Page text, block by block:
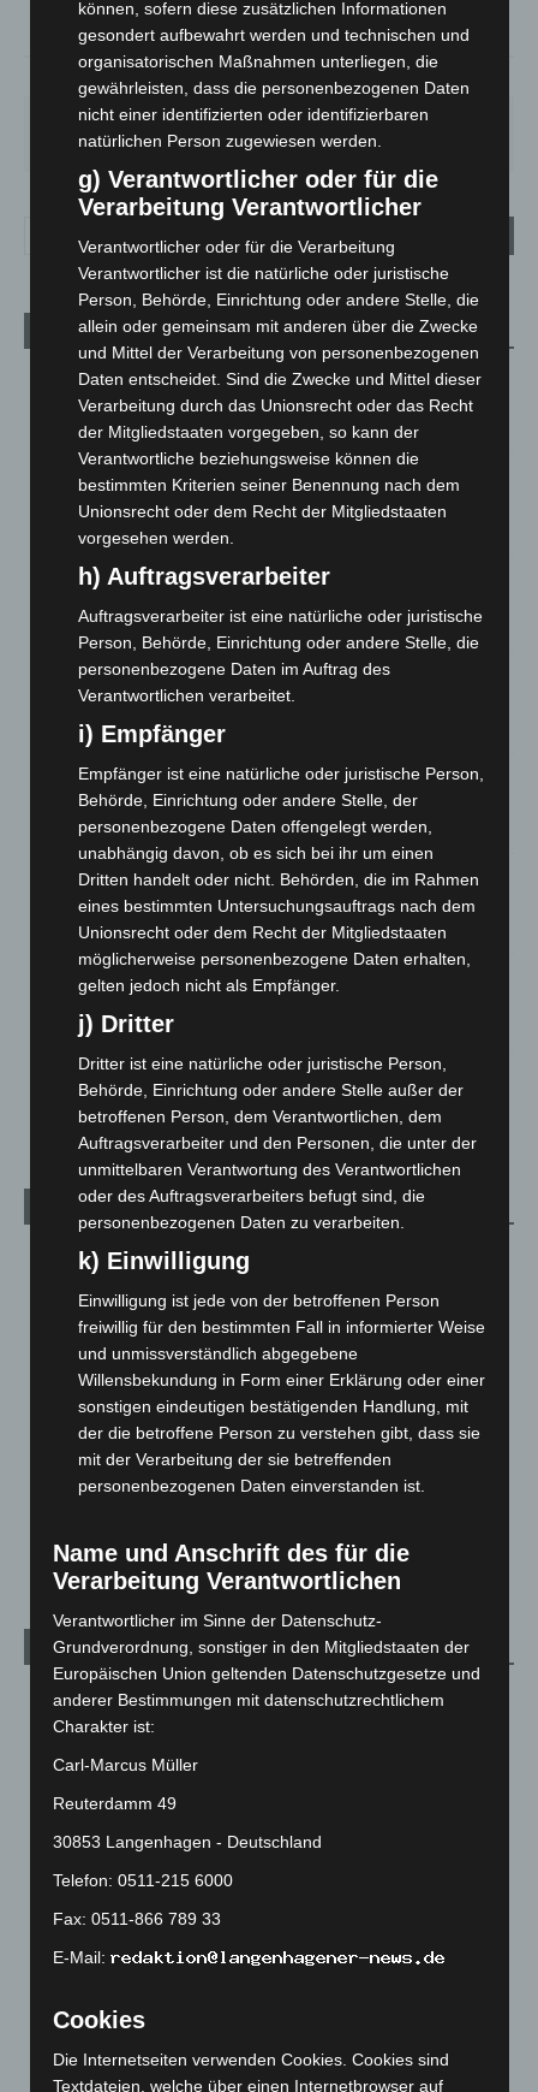
29.9°
SO.
33°
MO.
27°
DI.
23°
MI.
27°
Aktuelle Beiträge
Kunst trifft Weingenuss: Barbara-Susann Mehring zeigt ihre
Werke im Jacques’ Wein-Depot Isernhagen
8. August 2026
A2: Zweite Turbobaustelle startet zwischen Hannover-West
und Bothfeld
Niedersachsen: Feuerwehrkräfte kehren nach
Hannover: Erste Tigermücken-Population in Niedersachsen
entdeckt
7. August 2026
Brand im „Haus der Begegnung“ in Neuwarmbüchen schnell
eingedämmt
6. August 2026
Region Hannover: 21 neue Notfallsanitäter starten beim
Roten Kreuz
5. August 2026
Mann läuft mit Hockeyschläger über A7 – Polizei sucht
Zeugen
5. August 2026
Celle: Mensch stirbt bei Bagger-Unfall auf Baustelle
5. August 2026
Kategorien
Blaulicht
Corona-News
Hannover und Region
5.039
Langenhagen und Ortsteile
Leserbriefe
Menschen
Welt
Archiv
August 2026(14)
Juli 2026(73)
Juni 2026(139)
Mai 2026(99)
April 2026(99)
März 2026(115)
Februar 2026(109)
Januar 2026(122)
November 2025
Oktober 2025(112)
können, sofern diese zusätzlichen Informationen
gesondert aufbewahrt werden und technischen und
organisatorischen Maßnahmen unterliegen, die
gewährleisten, dass die personenbezogenen Daten
nicht einer identifizierten oder identifizierbaren
natürlichen Person zugewiesen werden.
g) Verantwortlicher oder für die
Verarbeitung Verantwortlicher
Verantwortlicher oder für die Verarbeitung
Verantwortlicher ist die natürliche oder juristische
Person, Behörde, Einrichtung oder andere Stelle, die
allein oder gemeinsam mit anderen über die Zwecke
und Mittel der Verarbeitung von personenbezogenen
Daten entscheidet. Sind die Zwecke und Mittel dieser
Verarbeitung durch das Unionsrecht oder das Recht
der Mitgliedstaaten vorgegeben, so kann der
Verantwortliche beziehungsweise können die
bestimmten Kriterien seiner Benennung nach dem
Unionsrecht oder dem Recht der Mitgliedstaaten
vorgesehen werden.
h) Auftragsverarbeiter
Auftragsverarbeiter ist eine natürliche oder juristische
Person, Behörde, Einrichtung oder andere Stelle, die
personenbezogene Daten im Auftrag des
Verantwortlichen verarbeitet.
i) Empfänger
Empfänger ist eine natürliche oder juristische Person,
Behörde, Einrichtung oder andere Stelle, der
personenbezogene Daten offengelegt werden,
unabhängig davon, ob es sich bei ihr um einen
Dritten handelt oder nicht. Behörden, die im Rahmen
eines bestimmten Untersuchungsauftrags nach dem
Unionsrecht oder dem Recht der Mitgliedstaaten
möglicherweise personenbezogene Daten erhalten,
gelten jedoch nicht als Empfänger.
j) Dritter
Dritter ist eine natürliche oder juristische Person,
Behörde, Einrichtung oder andere Stelle außer der
betroffenen Person, dem Verantwortlichen, dem
Auftragsverarbeiter und den Personen, die unter der
unmittelbaren Verantwortung des Verantwortlichen
oder des Auftragsverarbeiters befugt sind, die
personenbezogenen Daten zu verarbeiten.
k) Einwilligung
Einwilligung ist jede von der betroffenen Person
freiwillig für den bestimmten Fall in informierter Weise
und unmissverständlich abgegebene
Willensbekundung in Form einer Erklärung oder einer
sonstigen eindeutigen bestätigenden Handlung, mit
der die betroffene Person zu verstehen gibt, dass sie
mit der Verarbeitung der sie betreffenden
personenbezogenen Daten einverstanden ist.
Name und Anschrift des für die
Verarbeitung Verantwortlichen
Verantwortlicher im Sinne der Datenschutz-
Grundverordnung, sonstiger in den Mitgliedstaaten der
Europäischen Union geltenden Datenschutzgesetze und
anderer Bestimmungen mit datenschutzrechtlichem
Charakter ist:
Carl-Marcus Müller
Reuterdamm 49
30853 Langenhagen - Deutschland
Telefon: 0511-215 6000
Fax: 0511-866 789 33
E-Mail:
Cookies
Die Internetseiten verwenden Cookies. Cookies sind
Textdateien, welche über einen Internetbrowser auf